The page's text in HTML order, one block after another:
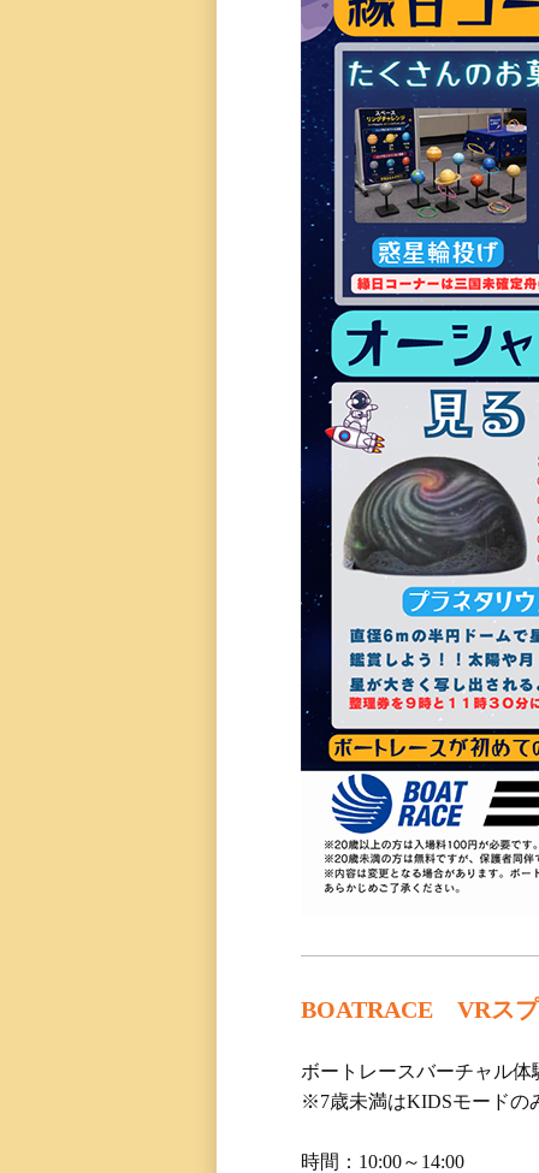
BOATRACE VRス
ボートレースバーチャル体
※7歳未満はKIDSモードの
時間：10:00～14:00